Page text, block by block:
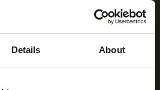
Details About